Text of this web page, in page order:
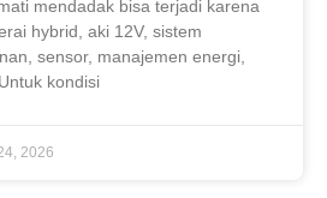
mendadak bisa terjadi karena
hybrid, aki 12V, sistem
sensor, manajemen energi,
kondisi
2026